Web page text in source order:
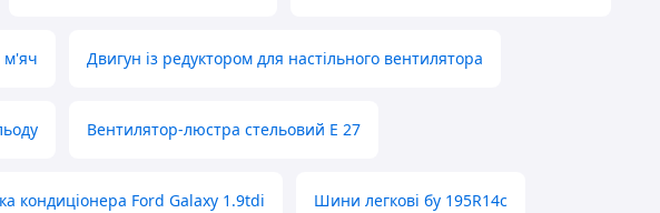
м'яч Двигун із редуктором для настільного вентилятора
Вентилятор-люстра стельовий E 27
кондиціонера Ford Galaxy 1.9tdi Шини легкові бу 195R14c